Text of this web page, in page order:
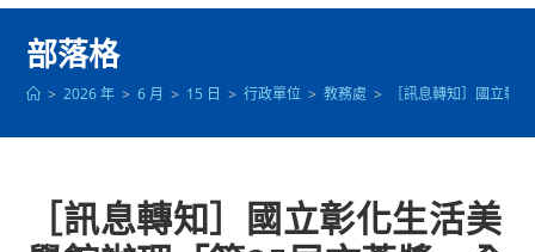
部落格
> 2026 年 > 6 月 > 15 日 > 行政單位 > 教務處 > ［訊息轉知］國立彰
［訊息轉知］國立彰化生活美